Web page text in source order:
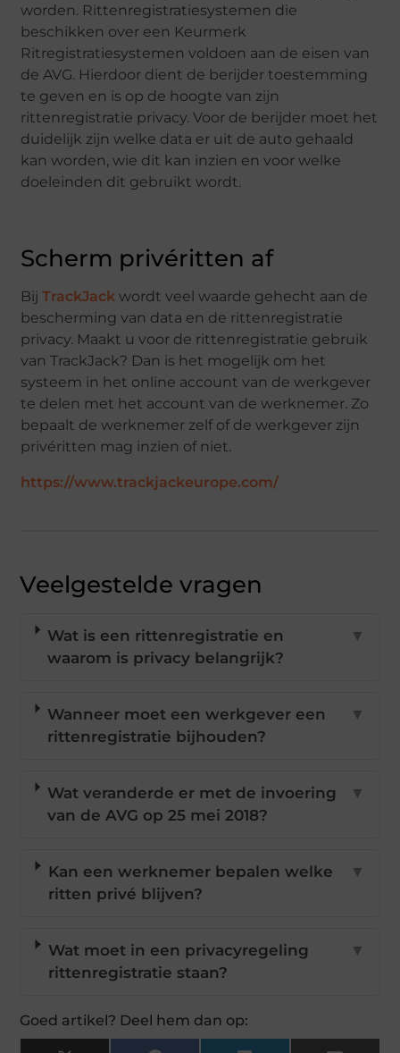
worden. Rittenregistratiesystemen die
beschikken over een Keurmerk
Ritregistratiesystemen voldoen aan de eisen van
de AVG. Hierdoor dient de berijder toestemming
te geven en is op de hoogte van zijn
rittenregistratie privacy. Voor de berijder moet het
duidelijk zijn welke data er uit de auto gehaald
kan worden, wie dit kan inzien en voor welke
doeleinden dit gebruikt wordt.
Scherm privéritten af
BijTrackJack wordt veel waarde gehecht aan de
bescherming van data en de rittenregistratie
privacy. Maakt u voor de rittenregistratie gebruik
van TrackJack? Dan is het mogelijk om het
systeem in het online account van de werkgever
te delen met het account van de werknemer. Zo
bepaalt de werknemer zelf of de werkgever zijn
privéritten mag inzien of niet.
https://www.trackjackeurope.com/
Veelgestelde vragen
Wat is een rittenregistratie en
waarom is privacy belangrijk?
▼
Wanneer moet een werkgever een
rittenregistratie bijhouden?
▼
Wat veranderde er met de invoering
van de AVG op 25 mei 2018?
▼
Kan een werknemer bepalen welke
ritten privé blijven?
▼
Wat moet in een privacyregeling
rittenregistratie staan?
▼
Goed artikel? Deel hem dan op: